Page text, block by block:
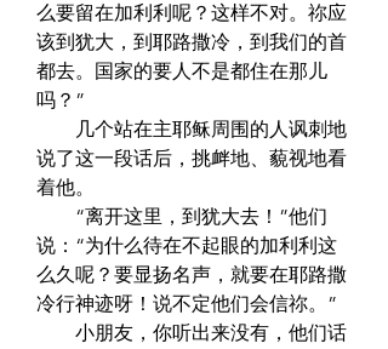
么要留在加利利呢？这样不对。祢应
该到犹大，到耶路撒冷，到我们的首
都去。国家的要人不是都住在那儿
吗？”
几个站在主耶稣周围的人讽刺地
说了这一段话后，挑衅地、藐视地看
着他。
“离开这里，到犹大去！”他们
说：“为什么待在不起眼的加利利这
么久呢？要显扬名声，就要在耶路撒
冷行神迹呀！说不定他们会信祢。”
小朋友，你听出来没有，他们话